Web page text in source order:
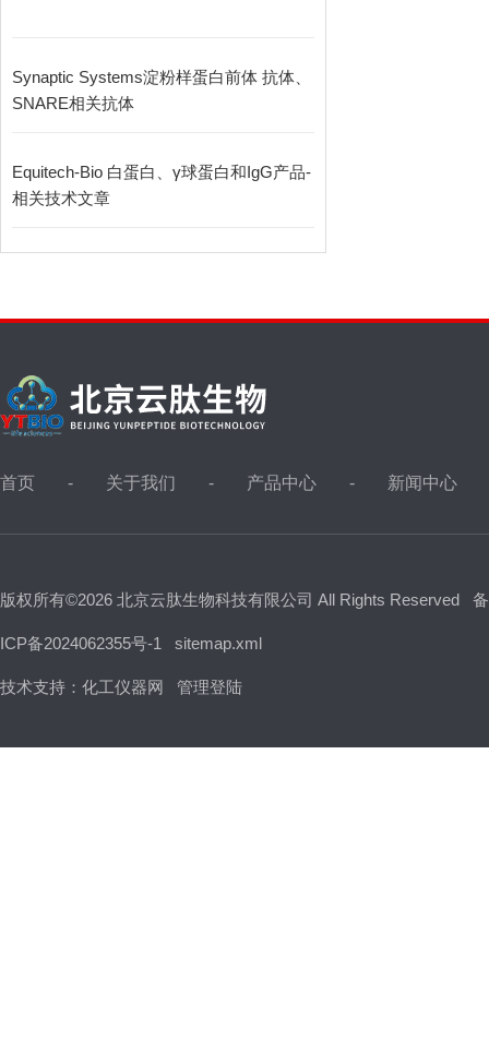
Synaptic Systems淀粉样蛋白前体 抗体、
SNARE相关抗体
Equitech-Bio 白蛋白、γ球蛋白和IgG产品-
相关技术文章
首页 关于我们 产品中心 新闻中心
版权所有©2026 北京云肽生物科技有限公司 All Rights Reserved
ICP备2024062355号-1 sitemap.xml
技术支持： 化工仪器网 管理登陆